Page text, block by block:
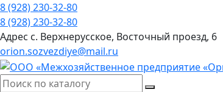
8 (928) 230-32-80
8 (928) 230-32-80
Адрес с. Верхнерусское, Восточный проезд, 6
orion.sozvezdiye@mail.ru